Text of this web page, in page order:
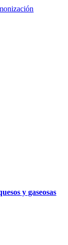
y gaseosas